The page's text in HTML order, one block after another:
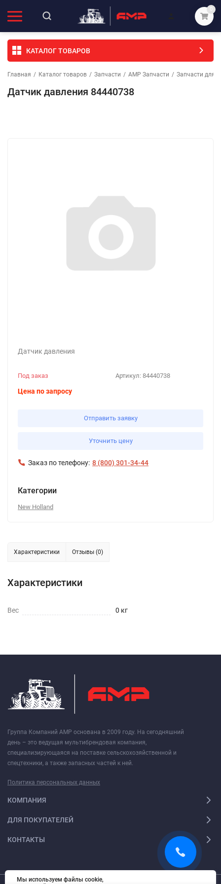
0
КАТАЛОГ ТОВАРОВ
Главная / Каталог товаров / Запчасти / АМР Запчасти / Запчасти для
Датчик давления 84440738
Датчик давления
Артикул: 84440738
Под заказ
Цена по запросу
Отправить заявку
Уточнить цену
Заказ по телефону: 8 (800) 301-34-44
Категории
New Holland
Характеристики Отзывы (0)
Характеристики
Вес 0 кг
Группа Компаний АМР основана в 2009 году. На сегодняшний
день – это ведущая мультибрендовая компания,
специализирующаяся на поставке сельскохозяйственной и
спецтехники, а также запасных частей к ней.
Политика персональных данных
КОМПАНИЯ
ДЛЯ ПОКУПАТЕЛЕЙ
КОНТАКТЫ
Мы используем файлы cookie,